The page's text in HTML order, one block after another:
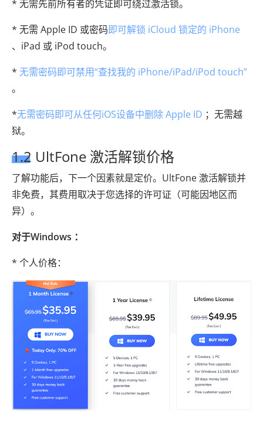
* 无需先前所有者的凭证即可绕过激活锁。
* 无需 Apple ID 或密码即可解锁 iCloud 锁定的 iPhone
、iPad 或 iPod touch。
* 无需密码即可禁用“查找我的 iPhone/iPad/iPod touch”
。
*无需密码即可从任何iOS设备中删除 Apple ID ；无需越
狱。
1.2 UltFone 激活解锁价格
了解功能后，下一个因素就是定价。UltFone 激活解锁并
非免费，其费用取决于您选择的许可证（可能因地区而
异）。
对于Windows ：
* 个人价格：